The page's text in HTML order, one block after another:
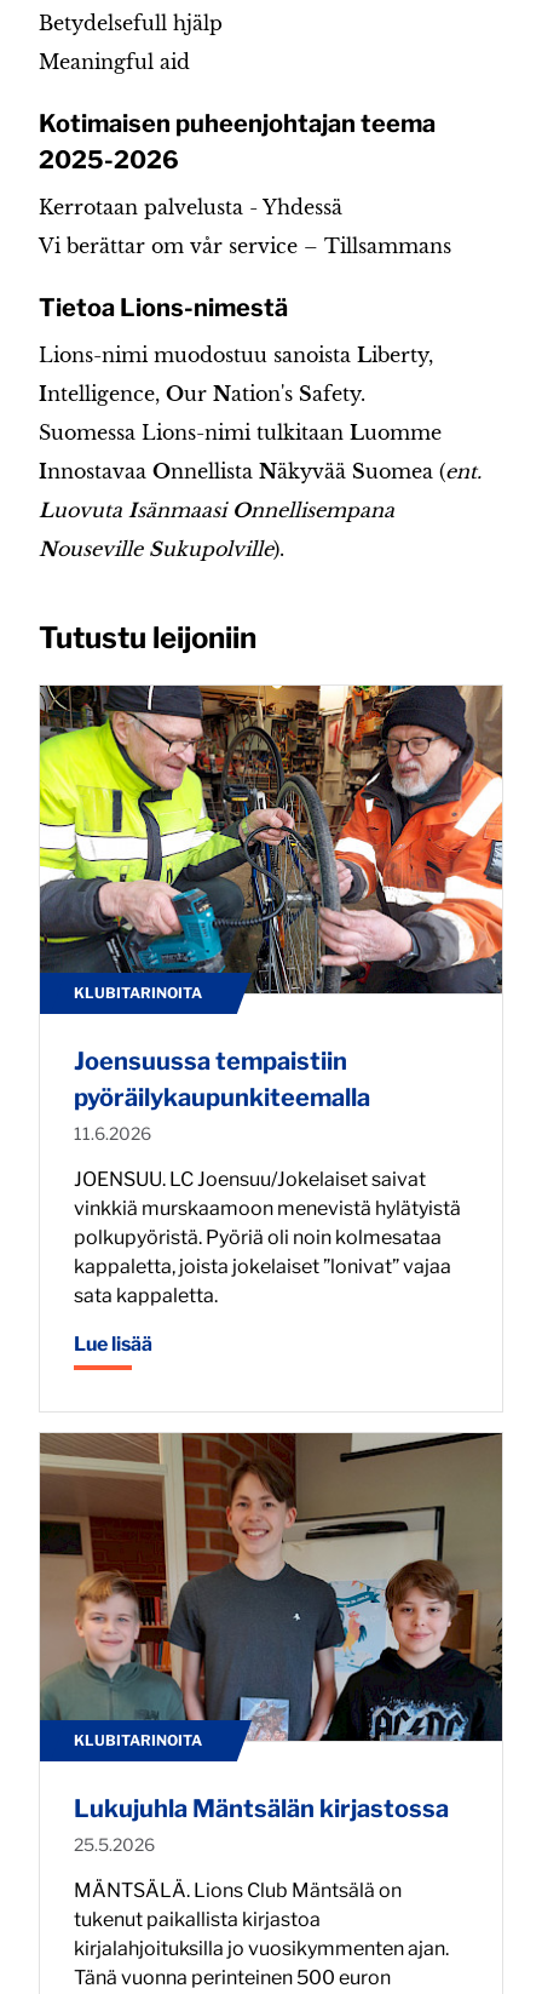
Betydelsefull hjälp
Meaningful aid
Kotimaisen puheenjohtajan teema
2025-2026
Kerrotaan palvelusta - Yhdessä
Vi berättar om vår service – Tillsammans
Tietoa Lions-nimestä
Lions-nimi muodostuu sanoista Liberty,
Intelligence, Our Nation's Safety.
Suomessa Lions-nimi tulkitaan Luomme
Innostavaa Onnellista Näkyvää Suomea (ent.
Luovuta Isänmaasi Onnellisempana
Nouseville Sukupolville).
Tutustu leijoniin
KLUBITARINOITA
Joensuussa tempaistiin
pyöräilykaupunkiteemalla
Julkaistu:
11.6.2026
JOENSUU. LC Joensuu/Jokelaiset saivat
vinkkiä murskaamoon menevistä hylätyistä
polkupyöristä. Pyöriä oli noin kolmesataa
kappaletta, joista jokelaiset ”lonivat” vajaa
sata kappaletta.
Lue lisää
KLUBITARINOITA
Lukujuhla Mäntsälän kirjastossa
Julkaistu:
25.5.2026
MÄNTSÄLÄ. Lions Club Mäntsälä on
tukenut paikallista kirjastoa
kirjalahjoituksilla jo vuosikymmenten ajan.
Tänä vuonna perinteinen 500 euron